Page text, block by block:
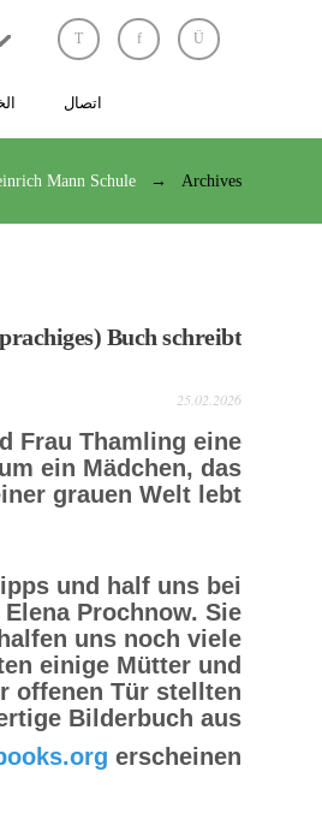
اتصال
Mann Schule Archives
Buch schreibt
25.02.2026
Frau Thamling eine
ein Mädchen, das
grauen Welt lebt.
und half uns bei
Prochnow. Sie
uns noch viele
einige Mütter und
offenen Tür stellten
Bilderbuch aus.
erscheinen.